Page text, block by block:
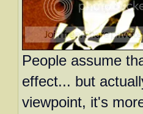
People assume
effect... but
viewpoint, it's